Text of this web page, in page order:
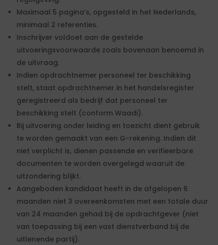
Maximaal 5 pagina’s, opgesteld in het Nederlands,
minimaal 2 referenties.
Inschrijver voldoet aan de gestelde
uitvoeringsvoorwaarde zoals bovenaan benoemd in
de uitvraag.
Indien opdrachtnemer personeel ter beschikking
stelt, staat opdrachtnemer in het handelsregister
geregistreerd als bedrijf dat personeel ter
beschikking stelt (conform Waadi).
Bij uitvoering onder leiding en toezicht dient gebruik
te worden gemaakt van een G-rekening. Indien dit
niet verplicht is, dienen passende en verifieerbare
documenten te worden overgelegd waaruit de
uitzondering blijkt.
Aangeboden kandidaat heeft in de afgelopen 6
maanden niet 3 overeenkomsten met een totale duur
van 24 maanden gehad bij de opdrachtgever (niet
van toepassing bij een vast dienstverband bij de
uitlenende partij).